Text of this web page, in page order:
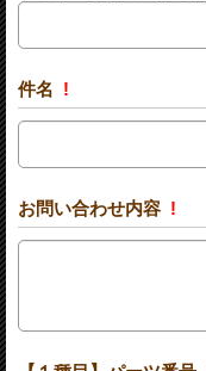
件名 !
お問い合わせ内容 !